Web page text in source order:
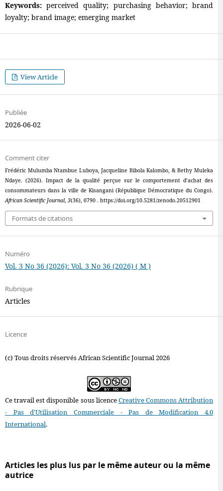
Keywords:perceived quality; purchasing behavior; brand
loyalty; brand image; emerging market
View Article
Publiée
2026-06-02
Comment citer
Frédéric Mulumba Ntambue Luboya, Jacqueline Bibola Kalombo, & Bethy Muleka
Ndaye. (2026). Impact de la qualité perçue sur le comportement d’achat des
consommateurs dans la ville de Kisangani (République Démocratique du Congo).
African Scientific Journal, 3(36), 0790 . https://doi.org/10.5281/zenodo.20512901
Formats de citations
Numéro
Vol. 3 No 36 (2026): Vol. 3 No 36 (2026) ( M )
Rubrique
Articles
Licence
(c) Tous droits réservés African Scientific Journal 2026
Ce travail est disponible sous licenceCreative Commons Attribution
- Pas d'Utilisation Commerciale - Pas de Modification 4.0
International.
Articles les plus lus par le même auteur ou la même
autrice